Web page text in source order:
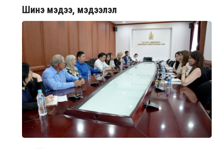
Шинэ мэдээ, мэдээлэл